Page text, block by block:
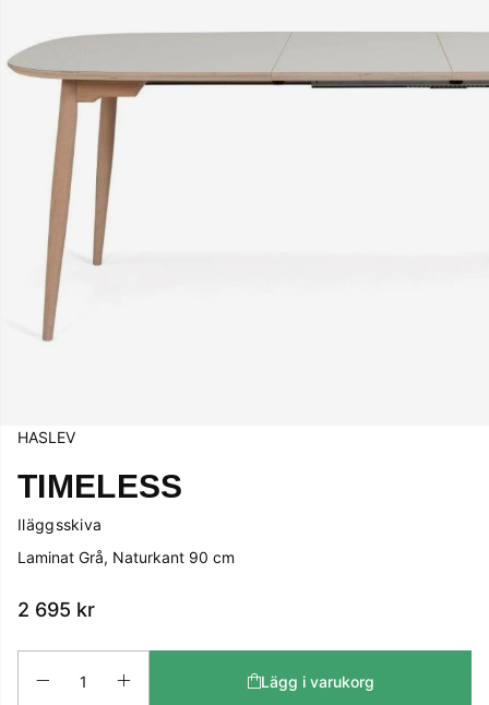
HASLEV
TIMELESS
Iläggsskiva
Laminat Grå, Naturkant 90 cm
2 695 kr
Lägg i varukorg